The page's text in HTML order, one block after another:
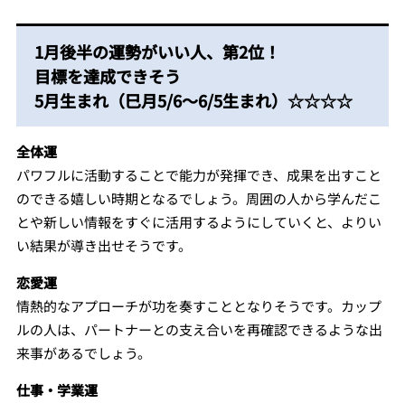
1月後半の運勢がいい人、第2位！
目標を達成できそう
5月生まれ（巳月5/6～6/5生まれ）☆☆☆☆
全体運
パワフルに活動することで能力が発揮でき、成果を出すこと
のできる嬉しい時期となるでしょう。周囲の人から学んだこ
とや新しい情報をすぐに活用するようにしていくと、よりい
い結果が導き出せそうです。
恋愛運
情熱的なアプローチが功を奏すこととなりそうです。カップ
ルの人は、パートナーとの支え合いを再確認できるような出
来事があるでしょう。
仕事・学業運